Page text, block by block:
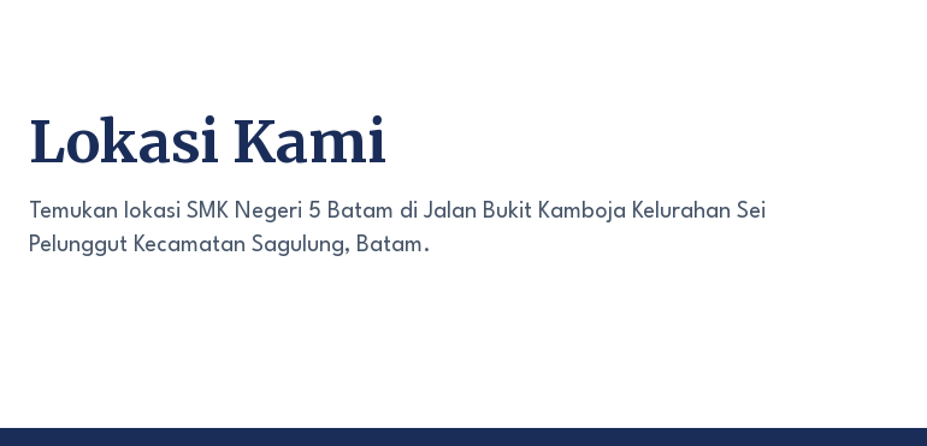
Lokasi Kami
Temukan lokasi SMK Negeri 5 Batam di Jalan Bukit Kamboja Kelurahan Sei
Pelunggut Kecamatan Sagulung, Batam.